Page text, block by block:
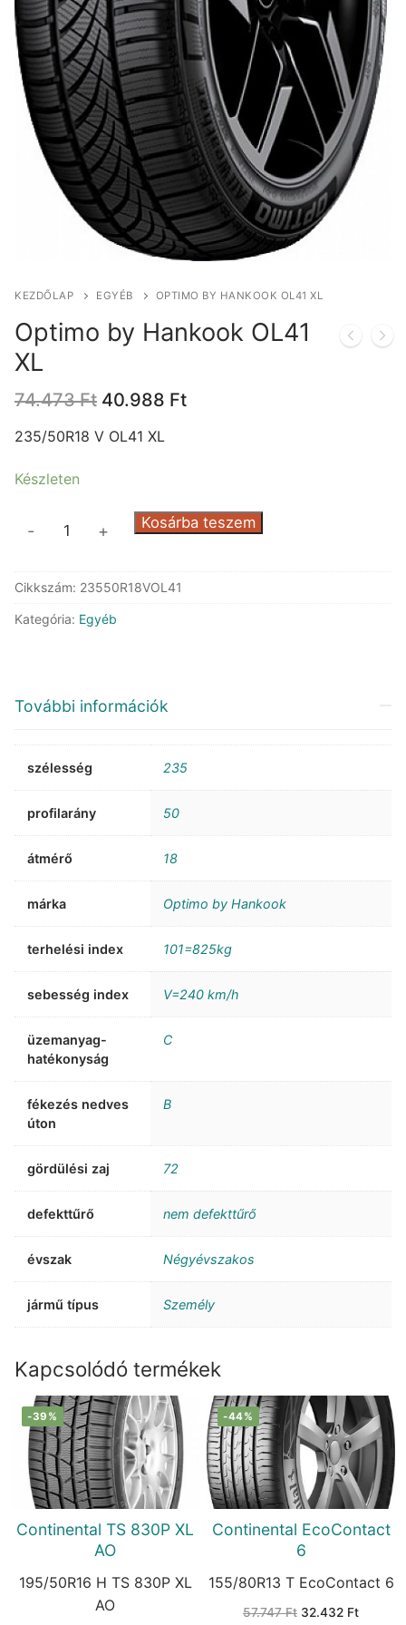
KEZDŐLAP EGYÉB OPTIMO BY HANKOOK OL41 XL
Optimo by Hankook OL41
XL
74.473Ft Original
was:
40.988 FtCurrent
235/50R18 V OL41 XL
Készleten
OL41
XL
- + Kosárba teszem
Cikkszám: 23550R18VOL41
Kategória: Egyéb
További információk
szélesség 235
profilarány 50
átmérő 18
márka Optimo by Hankook
terhelési index 101=825kg
sebesség index V=240 km/h
üzemanyag-
hatékonyság
C
fékezés nedves
úton
B
gördülési zaj 72
defekttűrő nem defekttűrő
évszak Négyévszakos
jármű típus Személy
Kapcsolódó termékek
-39%
Continental TS 830P XL
AO
195/50R16 H TS 830P XL
AO
-44%
Continental EcoContact
6
155/80R13 T EcoContact 6
57.747Ft Original
32.432 FtCurrent